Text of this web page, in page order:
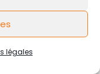
légales